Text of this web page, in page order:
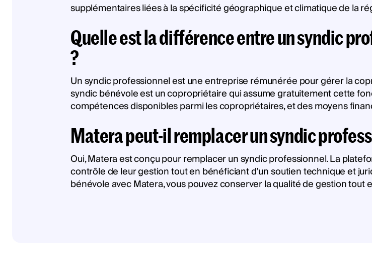
supplémentaires liées à la spécificité géographique et climatique de la
Quelle est la différence entre un syndic
?
Un syndic professionnel est une entreprise rémunérée pour gérer la
syndic bénévole est un copropriétaire qui assume gratuitement cette
compétences disponibles parmi les copropriétaires, et des moyens
Matera peut-il remplacer un syndic
Oui, Matera est conçu pour remplacer un syndic professionnel. La
contrôle de leur gestion tout en bénéficiant d'un soutien technique et
bénévole avec Matera, vous pouvez conserver la qualité de gestion